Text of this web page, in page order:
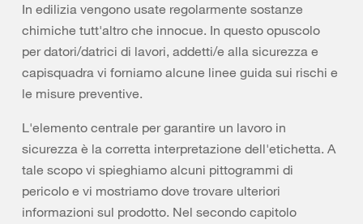
In edilizia vengono usate regolarmente sostanze
chimiche tutt'altro che innocue. In questo opuscolo
per datori/datrici di lavori, addetti/e alla sicurezza e
capisquadra vi forniamo alcune linee guida sui rischi e
le misure preventive.
L'elemento centrale per garantire un lavoro in
sicurezza è la corretta interpretazione dell'etichetta. A
tale scopo vi spieghiamo alcuni pittogrammi di
pericolo e vi mostriamo dove trovare ulteriori
informazioni sul prodotto. Nel secondo capitolo